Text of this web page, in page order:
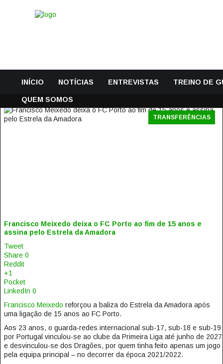
INÍCIO NOTÍCIAS ENTREVISTAS TREINO DE
QUEM SOMOS
TRANSFERÊNCIAS
Francisco Meixedo deixa o FC Porto ao fim de 15 anos e
assina pelo Estrela da Amadora
Tweet
Share 0
Reddit
+1
Pocket
LinkedIn 0
Francisco Meixedo reforçou a baliza do Estrela da Amadora após
uma ligação de 15 anos ao FC Porto.
Aos 23 anos, o guarda-redes internacional sub-17, sub-18 e sub-19
por Portugal vinculou-se ao clube da Primeira Liga até junho de 2027
e desvinculou-se dos Dragões, por quem tinha feito apenas um jogo
pela equipa principal – no decorrer da época 2021/2022.